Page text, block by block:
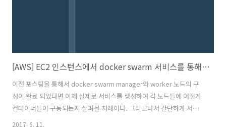
[AWS] EC2 인스턴스에서 docker swarm 서비스를 통해 웹서버 구동 및 확장
이전 포스팅을 통해서 docker swarm manager와 worker 노드의 구
성이 완료 되었다면 이제 실제로 서비스를 생성하여 각 노드들에 어떻게
컨테이너들이 구동되는지 살펴볼 차례이다. 그리고나서 간단하게 서비
스를 확장하고 서비스의 변경사항을 반영하는 것에 대해 알아보도록 한
2017. 6. 11.